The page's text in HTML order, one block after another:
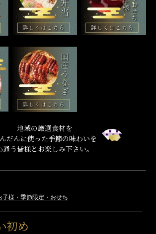
地域の厳選食材を
だんに使った季節の味わいを
通う皆様とお楽しみ下さい。
子様・季節限定・おせち
初め